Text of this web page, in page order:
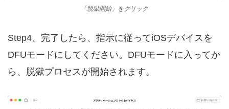
「脱獄開始」をクリック
Step4、完了したら、指示に従ってiOSデバイスを
DFUモードにしてください。DFUモードに入ってか
ら、脱獄プロセスが開始されます。